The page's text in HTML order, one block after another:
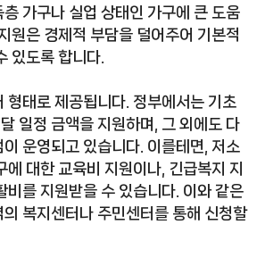
가구나 실업 상태인 가구에 큰 도움
원은 경제적 부담을 덜어주어 기본적
있도록 합니다.
형태로 제공됩니다. 정부에서는 기초
일정 금액을 지원하며, 그 외에도 다
운영되고 있습니다. 이를테면, 저소
에 대한 교육비 지원이나, 긴급복지 지
비를 지원받을 수 있습니다. 이와 같은
의 복지센터나 주민센터를 통해 신청할